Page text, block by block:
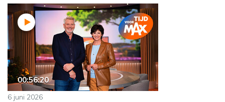
00:56:20
6 juni 2026